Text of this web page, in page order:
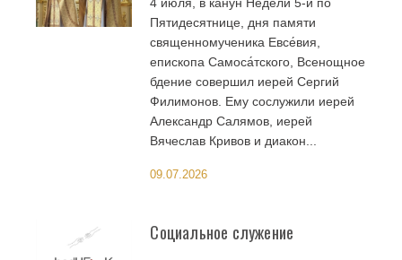
4 июля, в канун Недели 5-й по
Пятидесятнице, дня памяти
священномученика Евсе́вия,
епископа Самоса́тского, Всенощное
бдение совершил иерей Сергий
Филимонов. Ему сослужили иерей
Александр Салямов, иерей
Вячеслав Кривов и диакон...
09.07.2026
Социальное служение